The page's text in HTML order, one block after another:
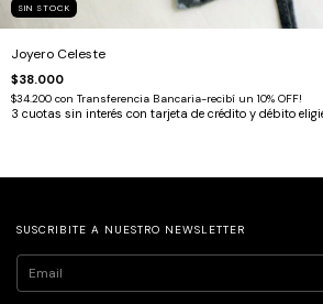
SIN STOCK
Joyero Celeste
$38.000
$34.200 con Transferencia Bancaria-recibí un 10% OFF!
SUSCRIBITE A NUESTRO NEWSLETTER